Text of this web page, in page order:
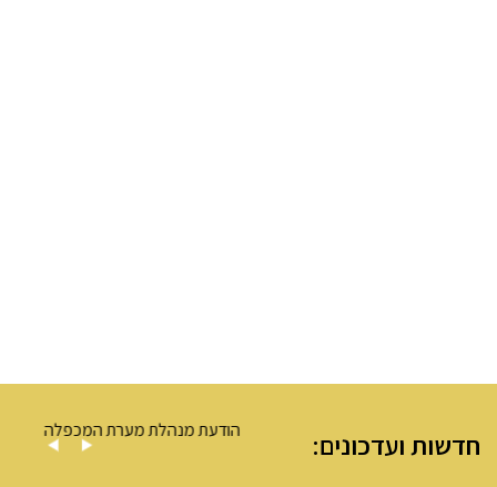
חדשות ועדכונים: הודעת מנהלת מערת המכפלה